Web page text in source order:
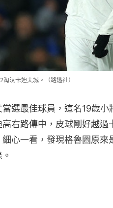
汰卡迪夫城。（路透社）
選最佳球員，這名19歲小
右路傳中，皮球剛好越過
心一看，發現格魯圖原來